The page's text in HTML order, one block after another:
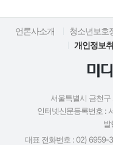
언론사소개 청소년보호
개인정보
서울특별시 금천
인터넷신문등록번호 :
발
대표 전화번호 : 02) 6959-